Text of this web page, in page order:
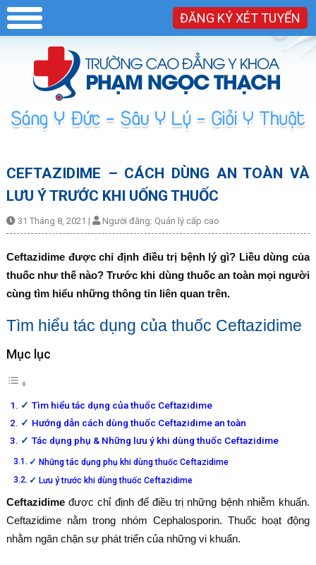
ĐĂNG KÝ XÉT TUYỂN
CEFTAZIDIME – CÁCH DÙNG AN TOÀN VÀ
LƯU Ý TRƯỚC KHI UỐNG THUỐC
31 Tháng 8, 2021 | Người đăng: Quản lý cấp cao
Ceftazidime được chỉ định điều trị bệnh lý gì? Liều dùng của
thuốc như thế nào? Trước khi dùng thuốc an toàn mọi người
cùng tìm hiểu những thông tin liên quan trên.
Tìm hiểu tác dụng của thuốc Ceftazidime
Mục lục
Tìm hiểu tác dụng của thuốc Ceftazidime
Hướng dẫn cách dùng thuốc Ceftazidime an toàn
Tác dụng phụ & Những lưu ý khi dùng thuốc Ceftazidime
Những tác dụng phụ khi dùng thuốc Ceftazidime
Lưu ý trước khi dùng thuốc Ceftazidime
Ceftazidimeđược chỉ định để điều trị những bệnh nhiễm khuẩn.
Ceftazidime nằm trong nhóm Cephalosporin. Thuốc hoạt động
nhằm ngăn chặn sự phát triển của những vi khuẩn.